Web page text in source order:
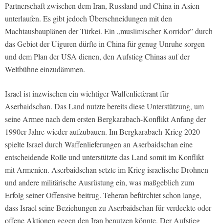
Partnerschaft zwischen dem Iran, Russland und China in Asien
unterlaufen. Es gibt jedoch Überschneidungen mit den
Machtausbauplänen der Türkei. Ein „muslimischer Korridor” durch
das Gebiet der Uiguren dürfte in China für genug Unruhe sorgen
und dem Plan der USA dienen, den Aufstieg Chinas auf der
Weltbühne einzudämmen.
Israel ist inzwischen ein wichtiger Waffenlieferant für
Aserbaidschan. Das Land nutzte bereits diese Unterstützung, um
seine Armee nach dem ersten Bergkarabach-Konflikt Anfang der
1990er Jahre wieder aufzubauen. Im Bergkarabach-Krieg 2020
spielte Israel durch Waffenlieferungen an Aserbaidschan eine
entscheidende Rolle und unterstützte das Land somit im Konflikt
mit Armenien. Aserbaidschan setzte im Krieg israelische Drohnen
und andere militärische Ausrüstung ein, was maßgeblich zum
Erfolg seiner Offensive beitrug. Teheran befürchtet schon lange,
dass Israel seine Beziehungen zu Aserbaidschan für verdeckte oder
offene Aktionen gegen den Iran benutzen könnte. Der Aufstieg